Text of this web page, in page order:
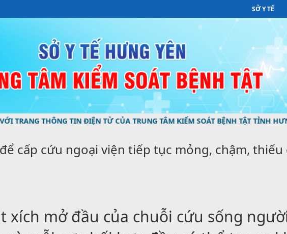
SỞ Y TẾ
THÔNG TIN ĐIỆN TỬ CỦA TRUNG TÂM KIỂM SOÁT BỆNH TẬT TỈNH
cấp cứu ngoại viện tiếp tục mỏng, chậm,
xích mở đầu của chuỗi cứu sống